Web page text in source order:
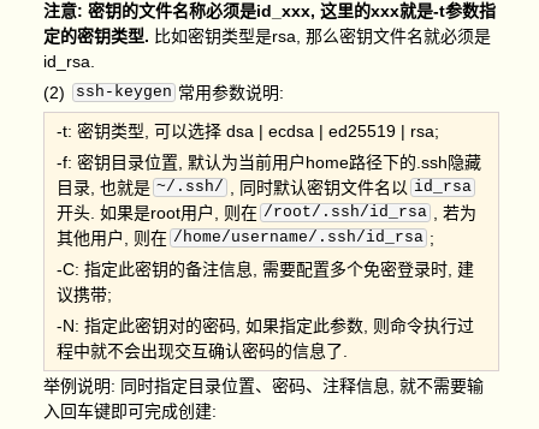
注意: 密钥的文件名称必须是id_xxx, 这里的xxx就是-t参数指
定的密钥类型. 比如密钥类型是rsa, 那么密钥文件名就必须是
id_rsa.
(2)
ssh-keygen 常用参数说明:
-t: 密钥类型, 可以选择 dsa | ecdsa | ed25519 | rsa;
-f: 密钥目录位置, 默认为当前用户home路径下的.ssh隐藏
目录, 也就是 ~/.ssh/ , 同时默认密钥文件名以 id_rsa
开头. 如果是root用户, 则在 /root/.ssh/id_rsa
, 若为
其他用户, 则在 /home/username/.ssh/id_rsa ;
-C: 指定此密钥的备注信息, 需要配置多个免密登录时, 建
议携带;
-N: 指定此密钥对的密码, 如果指定此参数, 则命令执行过
程中就不会出现交互确认密码的信息了.
举例说明: 同时指定目录位置、密码、注释信息, 就不需要输
入回车键即可完成创建: